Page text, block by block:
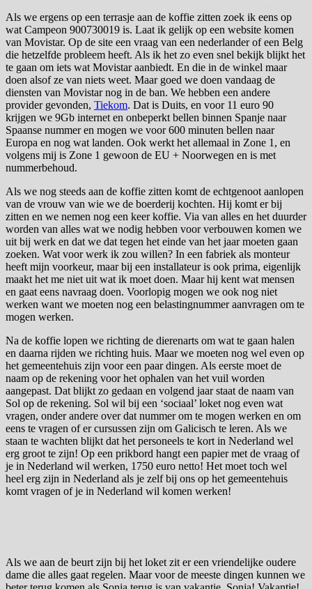
Als we ergens op een terrasje aan de koffie zitten zoek ik eens op
wat Campeon 900730019 is. Laat ik gelijk op een website komen
van Movistar. Op de site een vraag van een nederlander of een Belg
die hetzelfde probleem heeft. Als ik het zo even snel bekijk blijkt het
te gaan om iets wat Movistar aanbiedt. En die in de winkel maar
doen alsof ze van niets weet. Maar goed we doen vandaag de
diensten van Movistar nog in de ban. We hebben een andere
provider gevonden, Tiekom. Dat is Duits, en voor 11 euro 90
krijgen we 9Gb internet en onbeperkt bellen binnen Spanje naar
Spaanse nummer en mogen we voor 600 minuten bellen naar
Europa en nog wat landen. Ook werkt het allemaal in Zone 1, en
volgens mij is Zone 1 gewoon de EU + Noorwegen en is met
nummerbehoud.
Als we nog steeds aan de koffie zitten komt de echtgenoot aanlopen
van de vrouw van wie we de boerderij kochten. Hij komt er bij
zitten en we nemen nog een keer koffie. Via van alles en het duurder
worden van alles wat we nodig hebben voor verbouwen komen we
uit bij werk en dat we dat tegen het einde van het jaar moeten gaan
zoeken. Wat voor werk ik zou willen? In een fabriek als monteur
heeft mijn voorkeur, maar bij een installateur is ook prima, eigenlijk
maakt het me niet uit wat ik moet doen. Maar hij kent wat mensen
en gaat eens navraag doen. Voorlopig mogen we ook nog niet
werken want we moeten nog een belastingnummer aanvragen om te
mogen werken.
Na de koffie lopen we richting de dierenarts om wat te gaan halen
en daarna rijden we richting huis. Maar we moeten nog wel even op
het gemeentehuis zijn voor een paar dingen. Als eerste moet de
naam op de rekening voor het ophalen van het vuil worden
aangepast. Dat blijkt zo gedaan en volgend jaar staat de naam van
Sol op de rekening. Sol wil bij een ‘sociaal’ loket nog even wat
vragen, onder andere over dat nummer om te mogen werken en om
eens te vragen of er cursussen zijn om Galicisch te leren. Als we
staan te wachten blijkt dat het personeels te kort in Nederland wel
erg groot te zijn! Op een prikbord hangt een papier met de vraag of
je in Nederland wil werken, 1750 euro netto! Het moet toch wel
heel erg zijn in Nederland als je zelf bij ons op het gemeentehuis
komt vragen of je in Nederland wil komen werken!
Als we aan de beurt zijn bij het loket zit er een vriendelijke oudere
dame die alles gaat regelen. Maar voor de meeste dingen kunnen we